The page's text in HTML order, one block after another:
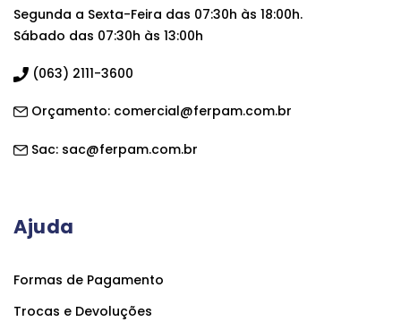
Segunda a Sexta-Feira das 07:30h às 18:00h.
Sábado das 07:30h às 13:00h
(063) 2111-3600
Orçamento: comercial@ferpam.com.br
Sac: sac@ferpam.com.br
Ajuda
Formas de Pagamento
Trocas e Devoluções